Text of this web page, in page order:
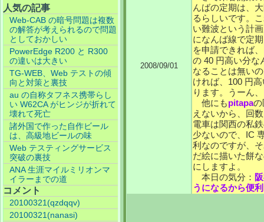
2008/09/01
んばの定期は、
るらしいです。
い難波という計
になんば線で定
を申請できれば
の 40 円高い分な
なることは無い
ければ、100 円
ります。うーん
他にもpitapaの
えないから、回
電車は関西の私
少ないので、IC
利なのですが、
だ絵に描いた餅
にしますよ。
本日の気分：
うになるから便
人気の記事
Web-CAB の暗号問題は複数
の解答が考えられるので問題
としておかしい
PowerEdge R200 と R300
の違いは大きい
TG-WEB、Web テストの傾
向と対策と裏技
au の自称タフネス携帯らし
い W62CA がヒンジが折れて
壊れて死亡
諸外国で作った自作ビール
は、高級地ビールの味
Web テスティングサービス
突破の裏技
ANA 生涯マイルミリオンマ
イラーまでの道
コメント
20100321(qzdqqv)
20100321(nanasi)